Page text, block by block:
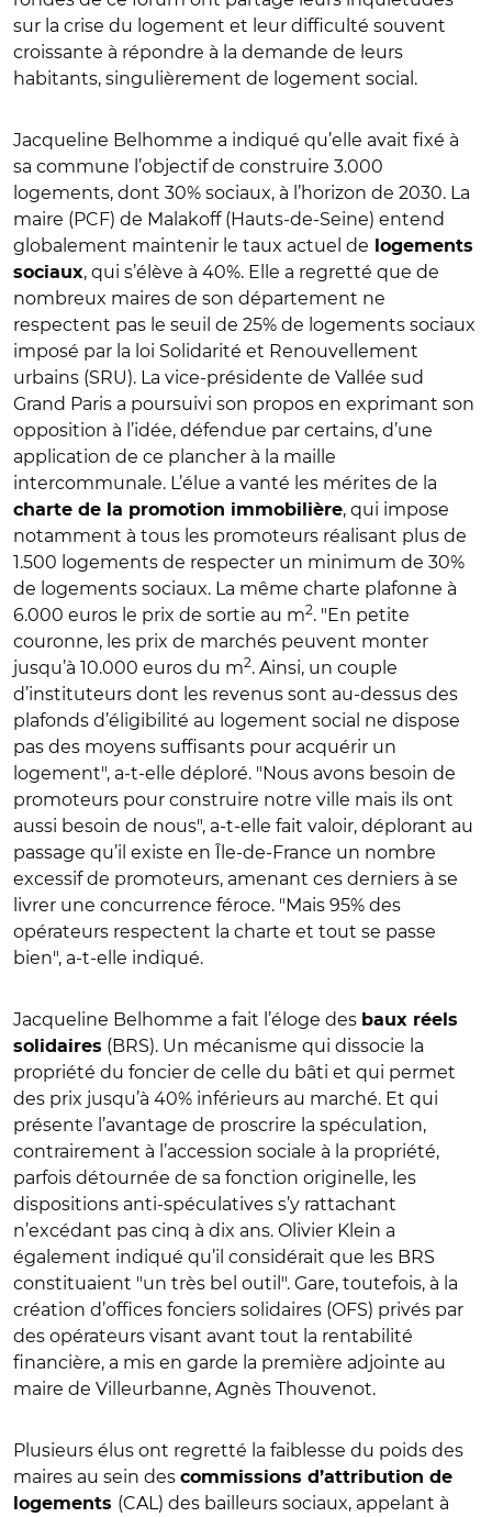
sur la crise du logement et leur difficulté souvent
croissante à répondre à la demande de leurs
habitants, singulièrement de logement social.
Jacqueline Belhomme a indiqué qu’elle avait fixé à
sa commune l’objectif de construire 3.000
logements, dont 30% sociaux, à l’horizon de 2030. La
maire (PCF) de Malakoff (Hauts-de-Seine) entend
globalement maintenir le taux actuel de logements
sociaux, qui s’élève à 40%. Elle a regretté que de
nombreux maires de son département ne
respectent pas le seuil de 25% de logements sociaux
imposé par la loi Solidarité et Renouvellement
urbains (SRU). La vice-présidente de Vallée sud
Grand Paris a poursuivi son propos en exprimant son
opposition à l’idée, défendue par certains, d’une
application de ce plancher à la maille
intercommunale. L’élue a vanté les mérites de la
charte de la promotion immobilière, qui impose
notamment à tous les promoteurs réalisant plus de
1.500 logements de respecter un minimum de 30%
de logements sociaux. La même charte plafonne à
6.000 euros le prix de sortie au m2. "En petite
couronne, les prix de marchés peuvent monter
jusqu’à 10.000 euros du m2. Ainsi, un couple
d’instituteurs dont les revenus sont au-dessus des
plafonds d’éligibilité au logement social ne dispose
pas des moyens suffisants pour acquérir un
logement", a-t-elle déploré. "Nous avons besoin de
promoteurs pour construire notre ville mais ils ont
aussi besoin de nous", a-t-elle fait valoir, déplorant au
passage qu’il existe en Île-de-France un nombre
excessif de promoteurs, amenant ces derniers à se
livrer une concurrence féroce. "Mais 95% des
opérateurs respectent la charte et tout se passe
bien", a-t-elle indiqué.
Jacqueline Belhomme a fait l’éloge des baux réels
solidaires (BRS). Un mécanisme qui dissocie la
propriété du foncier de celle du bâti et qui permet
des prix jusqu’à 40% inférieurs au marché. Et qui
présente l’avantage de proscrire la spéculation,
contrairement à l’accession sociale à la propriété,
parfois détournée de sa fonction originelle, les
dispositions anti-spéculatives s’y rattachant
n’excédant pas cinq à dix ans. Olivier Klein a
également indiqué qu’il considérait que les BRS
constituaient "un très bel outil". Gare, toutefois, à la
création d’offices fonciers solidaires (OFS) privés par
des opérateurs visant avant tout la rentabilité
financière, a mis en garde la première adjointe au
maire de Villeurbanne, Agnès Thouvenot.
Plusieurs élus ont regretté la faiblesse du poids des
maires au sein des commissions d’attribution de
logements (CAL) des bailleurs sociaux, appelant à